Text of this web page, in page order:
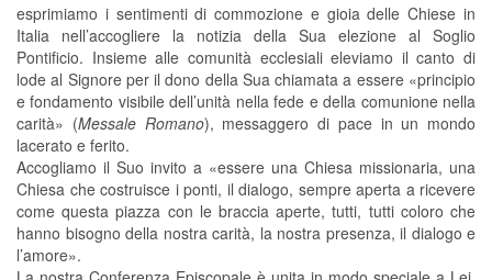
esprimiamo i sentimenti di commozione e gioia delle Chiese in
Italia nell’accogliere la notizia della Sua elezione al Soglio
Pontificio. Insieme alle comunità ecclesiali eleviamo il canto di
lode al Signore per il dono della Sua chiamata a essere «principio
e fondamento visibile dell’unità nella fede e della comunione nella
carità» (Messale Romano), messaggero di pace in un mondo
lacerato e ferito.
Accogliamo il Suo invito a «essere una Chiesa missionaria, una
Chiesa che costruisce i ponti, il dialogo, sempre aperta a ricevere
come questa piazza con le braccia aperte, tutti, tutti coloro che
hanno bisogno della nostra carità, la nostra presenza, il dialogo e
l’amore».